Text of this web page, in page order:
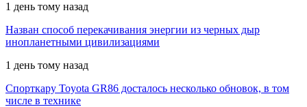
1 день тому назад
Назван способ перекачивания энергии из черных дыр
инопланетными цивилизациями
1 день тому назад
Спорткару Toyota GR86 досталось несколько обновок, в том
числе в технике